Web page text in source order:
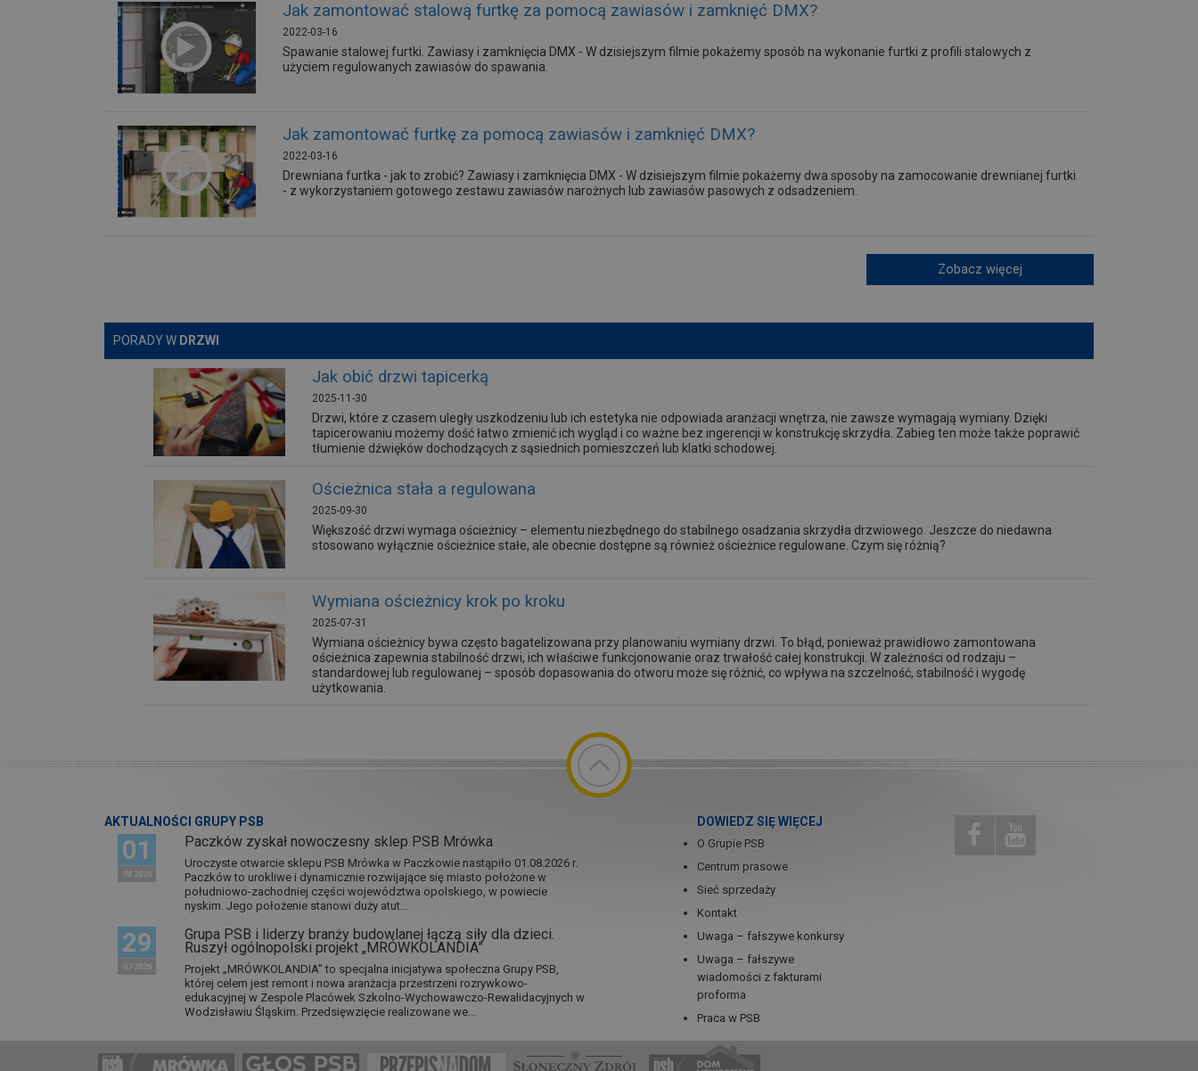
Jak zamontować stalową furtkę za pomocą zawiasów i zamknięć DMX?
2022-03-16
Spawanie stalowej furtki. Zawiasy i zamknięcia DMX - W dzisiejszym filmie pokażemy sposób na wykonanie furtki z profili stalowych z
użyciem regulowanych zawiasów do spawania.
Jak zamontować furtkę za pomocą zawiasów i zamknięć DMX?
2022-03-16
Drewniana furtka - jak to zrobić? Zawiasy i zamknięcia DMX - W dzisiejszym filmie pokażemy dwa sposoby na zamocowanie drewnianej furtki
- z wykorzystaniem gotowego zestawu zawiasów narożnych lub zawiasów pasowych z odsadzeniem.
Zobacz więcej
PORADY W DRZWI
Jak obić drzwi tapicerką
2025-11-30
Drzwi, które z czasem uległy uszkodzeniu lub ich estetyka nie odpowiada aranżacji wnętrza, nie zawsze wymagają wymiany. Dzięki
tapicerowaniu możemy dość łatwo zmienić ich wygląd i co ważne bez ingerencji w konstrukcję skrzydła. Zabieg ten może także poprawić
tłumienie dźwięków dochodzących z sąsiednich pomieszczeń lub klatki schodowej.
Ościeżnica stała a regulowana
2025-09-30
Większość drzwi wymaga ościeżnicy – elementu niezbędnego do stabilnego osadzania skrzydła drzwiowego. Jeszcze do niedawna
stosowano wyłącznie ościeżnice stałe, ale obecnie dostępne są również ościeżnice regulowane. Czym się różnią?
Wymiana ościeżnicy krok po kroku
2025-07-31
Wymiana ościeżnicy bywa często bagatelizowana przy planowaniu wymiany drzwi. To błąd, ponieważ prawidłowo zamontowana
ościeżnica zapewnia stabilność drzwi, ich właściwe funkcjonowanie oraz trwałość całej konstrukcji. W zależności od rodzaju –
standardowej lub regulowanej – sposób dopasowania do otworu może się różnić, co wpływa na szczelność, stabilność i wygodę
użytkowania.
AKTUALNOŚCI GRUPY PSB
01
08 2026
Paczków zyskał nowoczesny sklep PSB Mrówka
Uroczyste otwarcie sklepu PSB Mrówka w Paczkowie nastąpiło 01.08.2026 r.
Paczków to urokliwe i dynamicznie rozwijające się miasto położone w
południowo-zachodniej części województwa opolskiego, w powiecie
nyskim. Jego położenie stanowi duży atut...
29
07 2026
Grupa PSB i liderzy branży budowlanej łączą siły dla dzieci.
Ruszył ogólnopolski projekt „MRÓWKOLANDIA”
Projekt „MRÓWKOLANDIA” to specjalna inicjatywa społeczna Grupy PSB,
której celem jest remont i nowa aranżacja przestrzeni rozrywkowo-
edukacyjnej w Zespole Placówek Szkolno-Wychowawczo-Rewalidacyjnych w
Wodzisławiu Śląskim. Przedsięwzięcie realizowane we...
DOWIEDZ SIĘ WIĘCEJ
O Grupie PSB
Centrum prasowe
Sieć sprzedaży
Kontakt
Uwaga – fałszywe konkursy
Uwaga – fałszywe
wiadomości z fakturami
proforma
Praca w PSB